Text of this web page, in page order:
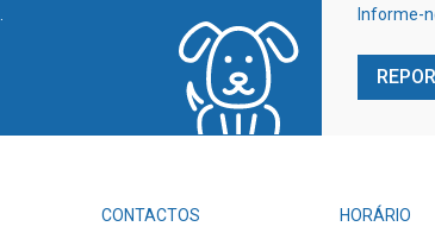
Informe-
CONTACTOS HORÁRIO